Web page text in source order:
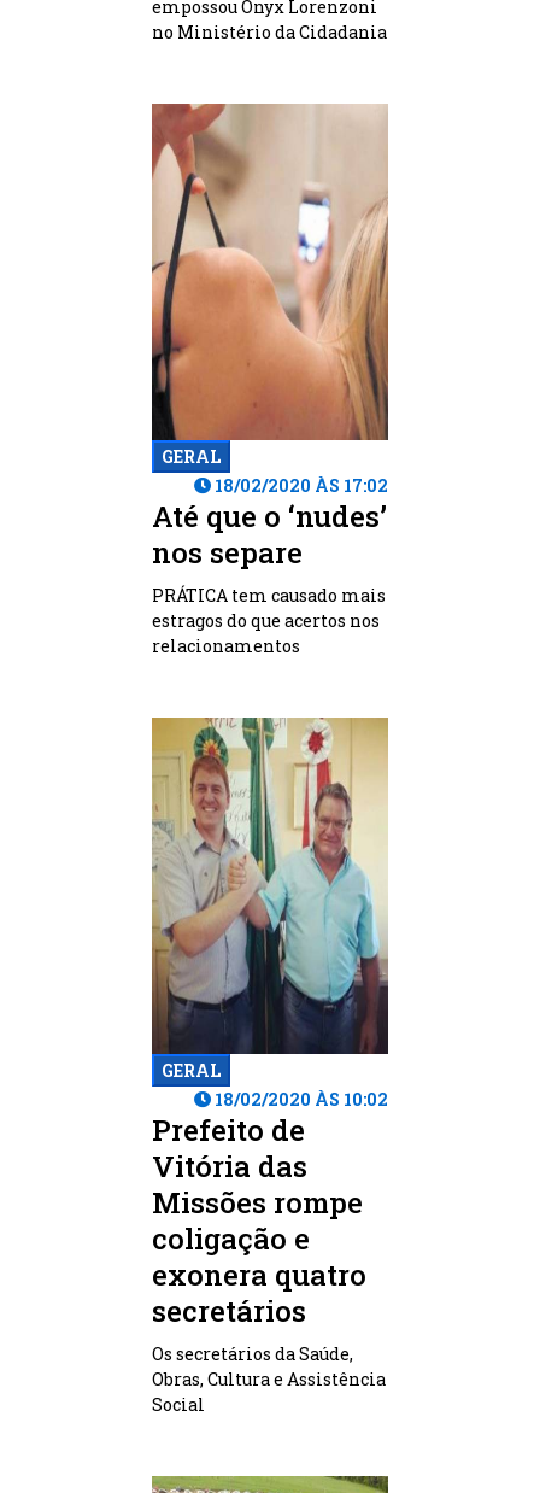
empossou Onyx Lorenzoni
no Ministério da Cidadania
GERAL
18/02/2020 ÀS 17:02
Até que o ‘nudes’
nos separe
PRÁTICA tem causado mais
estragos do que acertos nos
relacionamentos
GERAL
18/02/2020 ÀS 10:02
Prefeito de
Vitória das
Missões rompe
coligação e
exonera quatro
secretários
Os secretários da Saúde,
Obras, Cultura e Assistência
Social